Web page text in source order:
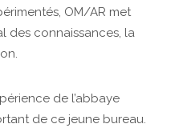
OM/AR met
des connaissances, la
de l’abbaye
de ce jeune bureau.